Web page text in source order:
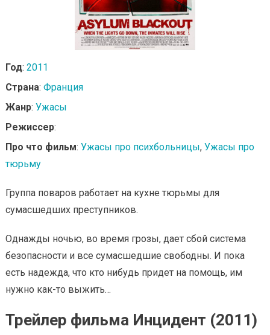
Год: 2011
Страна: Франция
Жанр: Ужасы
Режиссер:
Про что фильм: Ужасы про психбольницы, Ужасы про
тюрьму
Группа поваров работает на кухне тюрьмы для
сумасшедших преступников.
Однажды ночью, во время грозы, дает сбой система
безопасности и все сумасшедшие свободны. И пока
есть надежда, что кто нибудь придет на помощь, им
нужно как-то выжить…
Трейлер фильма Инцидент (2011)